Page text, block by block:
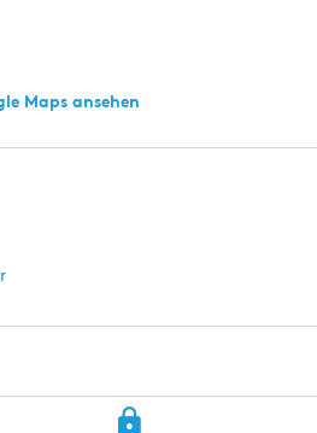
Maps ansehen